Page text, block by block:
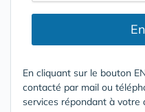
En cliquant sur le bouton
contacté par mail ou
services répondant à votre